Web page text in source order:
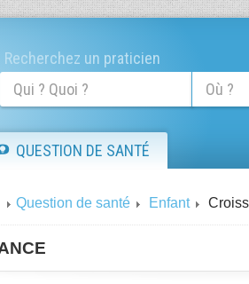
Recherchez un praticien
QUESTION DE SANTÉ
Question de santé Enfant